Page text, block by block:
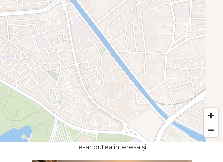
Te-ar putea interesa și: